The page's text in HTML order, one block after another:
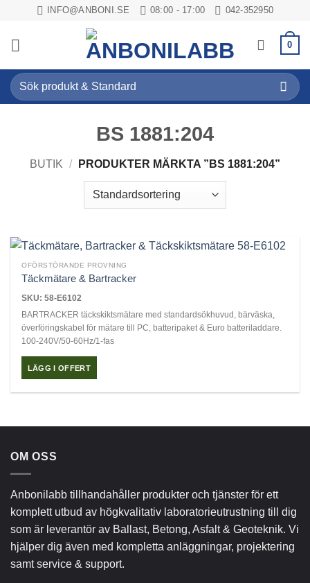
content
INFO@ANBONI.SE 08:00 - 17:00 042-352950
0
Sök
efter:
BS 1881:204
BUTIK / PRODUKTER MÄRKTA ”BS 1881:204”
OFÖRSTÖRANDE PROVNING
Täckmätare & Bartracker
SKU: 58-E6102
BARTRACKER täckskiktsmätare med standardsökhuvud, bärväska,
överföringskabel för mätare till PC, batteripaket & Euro batteriladdare.
100-240V/50-60Hz/1-fas
LÄGG I OFFERT
OM OSS
Anbonilabb tillhandahåller produkter och tjänster för ett
komplett utbud av högkvalitativ laboratorieutrustning till dig
som är leverantör av Ballast, Betong, Asfalt & Geoteknik. Vi
hjälper dig även med kompletta anläggningar, projektering
samt service & support.